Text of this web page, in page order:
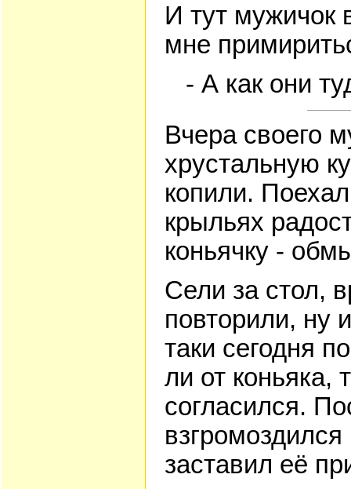
И тут мужичок
мне
- А как они
Вчера своего
хрустальную
копили.
крыльях
коньячку -
Сели за стол,
повторили, ну
таки сегодня
ли от коньяка,
согласился.
заставил её